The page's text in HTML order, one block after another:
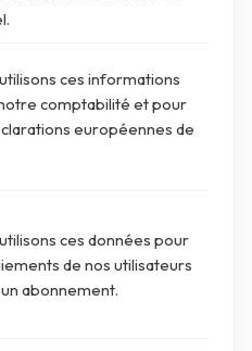
ces informations
comptabilité et pour
européennes de
ces données pour
de nos utilisateurs
abonnement.